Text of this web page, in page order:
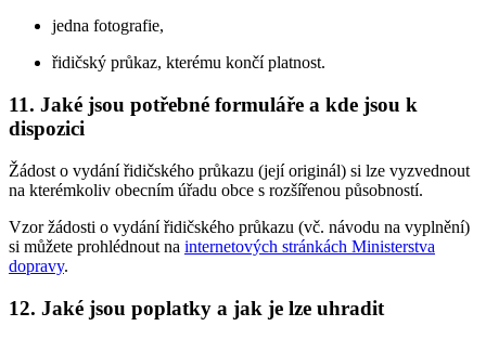
jedna fotografie,
řidičský průkaz, kterému končí platnost.
11. Jaké jsou potřebné formuláře a kde jsou k
dispozici
Žádost o vydání řidičského průkazu (její originál) si lze vyzvednout
na kterémkoliv obecním úřadu obce s rozšířenou působností.
Vzor žádosti o vydání řidičského průkazu (vč. návodu na vyplnění)
si můžete prohlédnout na internetových stránkách Ministerstva
dopravy.
12. Jaké jsou poplatky a jak je lze uhradit